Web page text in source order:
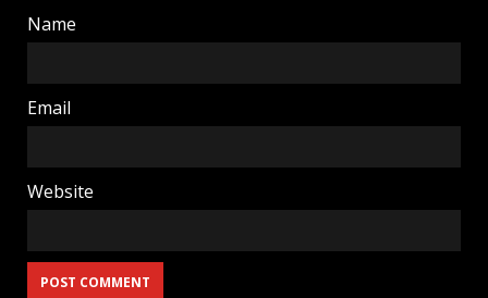
Name
Email
Website